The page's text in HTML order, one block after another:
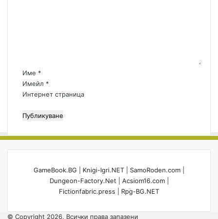
:
*
Име *
Имейл *
Интернет страница
GameBook.BG Knigi-Igri.NET SamoRoden.com
Dungeon-Factory.Net
Acsiom16.com|
Fictionfabric.press
Rpg-BG.NET
© Copyright 2026, Всички права запазени